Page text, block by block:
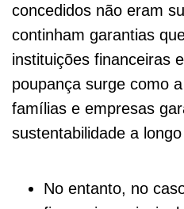
concedidos não eram
continham garantias
instituições financeiras
poupança surge como
famílias e empresas
sustentabilidade a
No entanto, no